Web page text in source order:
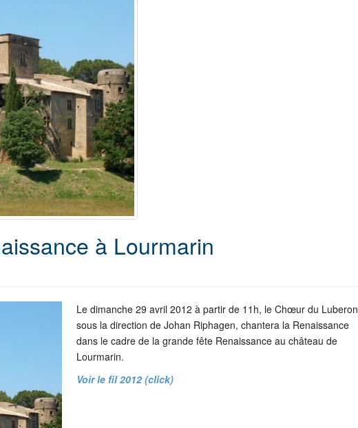
à Lourmarin
Le dimanche 29 avril 2012 à partir de 11h, le Chœur du Luberon
sous la direction de Johan Riphagen, chantera la Renaissance
dans le cadre de la grande fête Renaissance au château de
Lourmarin.
Voir le fil 2012 (click)